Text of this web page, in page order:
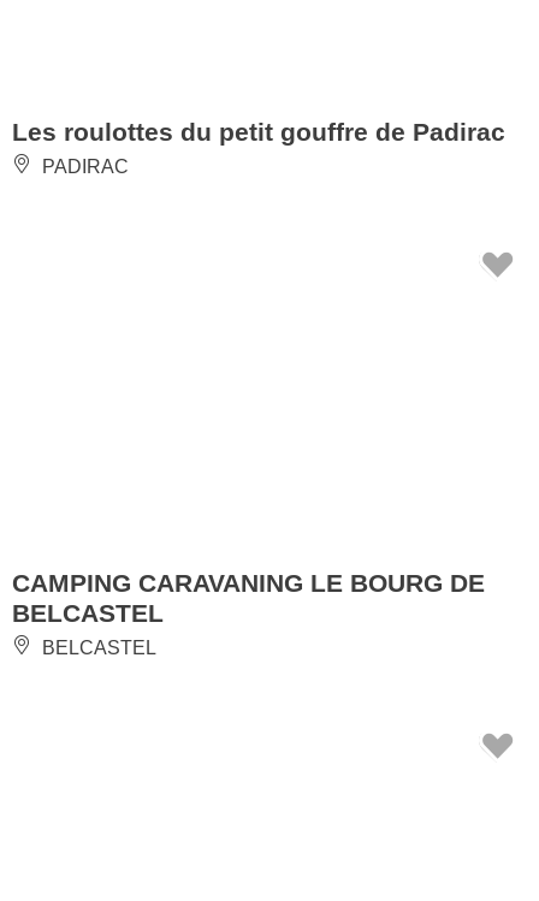
Les roulottes du petit gouffre de Padirac
PADIRAC
CAMPING CARAVANING LE BOURG DE
BELCASTEL
BELCASTEL